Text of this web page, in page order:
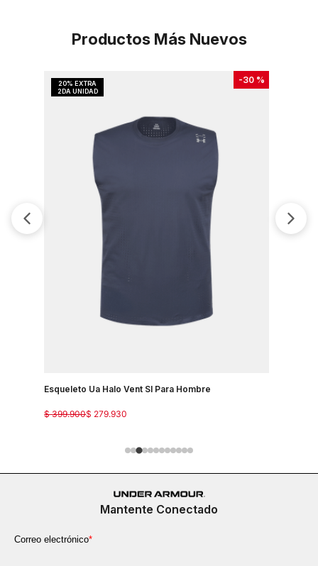
Productos Más Nuevos
-30 %
Esqueleto Ua Halo Vent Sl Para Hombre
$ 279.930
$ 399.900
Mantente Conectado